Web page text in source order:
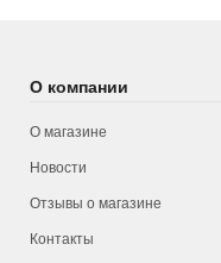
О компании
О магазине
Новости
Отзывы о магазине
Контакты